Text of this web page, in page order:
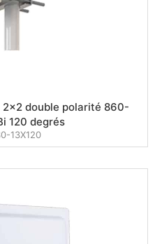
double polarité 860-
120 degrés
13X120